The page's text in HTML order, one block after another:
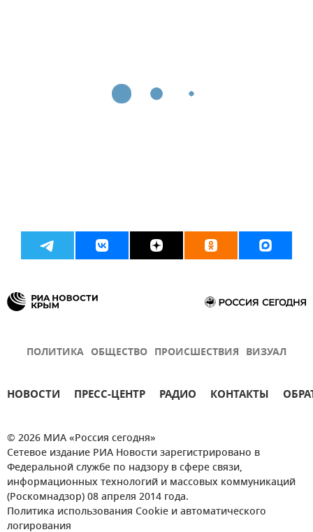
ПОЛИТИКА ОБЩЕСТВО ПРОИСШЕСТВИЯ ВИЗУАЛ
НОВОСТИ ПРЕСС-ЦЕНТР РАДИО КОНТАКТЫ
© 2026 МИА «Россия сегодня»
Сетевое издание РИА Новости зарегистрировано в
Федеральной службе по надзору в сфере связи,
информационных технологий и массовых коммуникаций
(Роскомнадзор) 08 апреля 2014 года.
Политика использования Cookie и автоматического
логирования